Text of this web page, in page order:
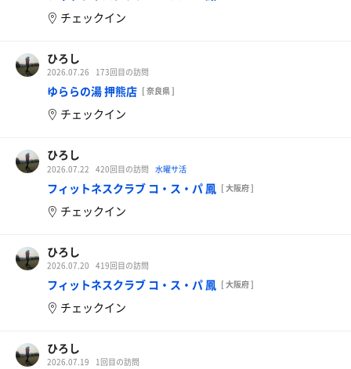
チェックイン
ひろし
2026.07.26 173回目の訪問
ゆららの湯 押熊店 [ 奈良県 ]
チェックイン
ひろし
2026.07.22 420回目の訪問 水曜サ活
フィットネスクラブ コ・ス・パ 鳳 [ 大阪府 ]
チェックイン
ひろし
2026.07.20 419回目の訪問
フィットネスクラブ コ・ス・パ 鳳 [ 大阪府 ]
チェックイン
ひろし
2026.07.19 1回目の訪問